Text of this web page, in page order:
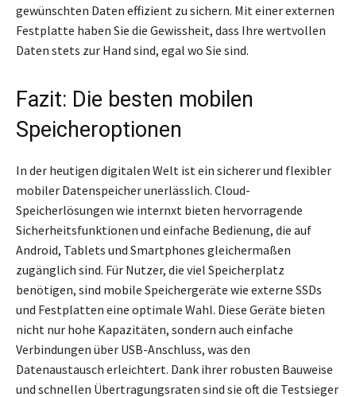
gewünschten Daten effizient zu sichern. Mit einer externen
Festplatte haben Sie die Gewissheit, dass Ihre wertvollen
Daten stets zur Hand sind, egal wo Sie sind.
Fazit: Die besten mobilen
Speicheroptionen
In der heutigen digitalen Welt ist ein sicherer und flexibler
mobiler Datenspeicher unerlässlich. Cloud-
Speicherlösungen wie internxt bieten hervorragende
Sicherheitsfunktionen und einfache Bedienung, die auf
Android, Tablets und Smartphones gleichermaßen
zugänglich sind. Für Nutzer, die viel Speicherplatz
benötigen, sind mobile Speichergeräte wie externe SSDs
und Festplatten eine optimale Wahl. Diese Geräte bieten
nicht nur hohe Kapazitäten, sondern auch einfache
Verbindungen über USB-Anschluss, was den
Datenaustausch erleichtert. Dank ihrer robusten Bauweise
und schnellen Übertragungsraten sind sie oft die Testsieger